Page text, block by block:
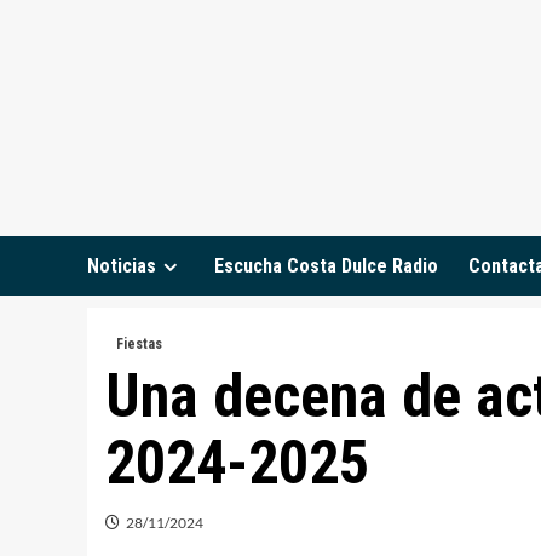
Noticias Escucha Costa Dulce Radio
Fiestas
Una decena de
2024-2025
28/11/2024